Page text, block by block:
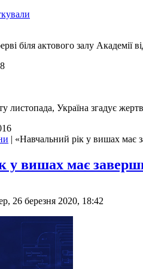
біля актового залу Академії
листопада, Україна згадує
| «Навчальний рік у вишах має
у вишах має
26 березня 2020, 18:42